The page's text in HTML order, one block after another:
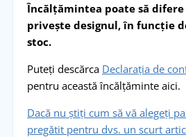
Încălțămintea poate să difere
privește designul, în funcție
stoc.
Puteți descărca Declarația de
pentru această încălțăminte aici.
Dacă nu știți cum să vă alegeți
pregătit pentru dvs. un scurt